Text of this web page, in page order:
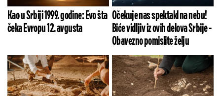
Kao u Srbiji 1999. godine: Evo šta
čeka Evropu 12. avgusta
Očekuje nas spektakl na nebu!
Biće vidljiv iz ovih delova Srbije -
Obavezno pomislite želju